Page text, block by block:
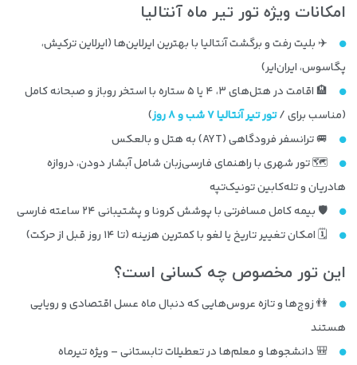
امکانات ویژه تور تیر ماه آنتالیا
✈️ بلیت رفت و برگشت آنتالیا با بهترین ایرلاین‌ها (ایرلاین ترکیش،
پگاسوس، ایران‌ایر)
🏨 اقامت در هتل‌های ۳، ۴ یا ۵ ستاره با استخر روباز و صبحانه کامل
(مناسب برای /تور تیر آنتالیا۷ شب و ۸ روز
)
🚐 ترانسفر فرودگاهی (AYT) به هتل و بالعکس
🗺 تور شهری با راهنمای فارسی‌زبان شامل آبشار دودن، دروازه
هادریان و تله‌کابین تونیک‌تپه
🛡 بیمه کامل مسافرتی با پوشش کرونا و پشتیبانی ۲۴ ساعته فارسی
🗓 امکان تغییر تاریخ یا لغو با کمترین هزینه (تا ۱۴ روز قبل از حرکت)
این تور مخصوص چه کسانی است؟
👫 زوج‌ها و تازه عروس‌هایی که دنبال ماه عسل اقتصادی و رویایی
هستند
🎒 دانشجوها و معلم‌ها در تعطیلات تابستانی – ویژه تیرماه